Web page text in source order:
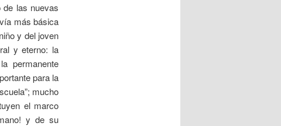
de las nuevas
más básica
y del joven
y eterno: la
permanente
para la
mucho
el marco
y de su